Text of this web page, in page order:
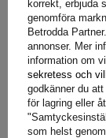
skyddar
långa
korrekt, erbjuda
genomföra
Betrodda
annonser. Mer
information om
sekretess och
godkänner du
för lagring eller
som helst